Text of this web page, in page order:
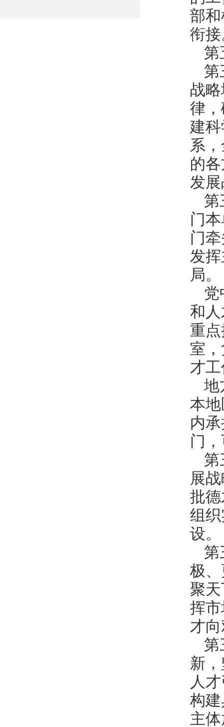
部
衔
第
第
战
律
建
系
的
发
第
门
门
发
局。
党
和
重
室
才
地
本
内
门
第
展
批
组
设。
第
极
聚
挥
才
第
新
人
构
主